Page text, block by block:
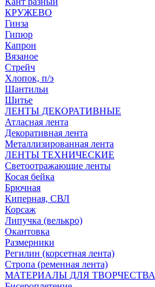
КРУЖЕВО
Гинза
Гипюр
Капрон
Вязаное
Стрейч
Хлопок, п/э
Шантильи
Шитье
ЛЕНТЫ ДЕКОРАТИВНЫЕ
Атласная лента
Декоративная лента
Металлизированная лента
ЛЕНТЫ ТЕХНИЧЕСКИЕ
Светоотражающие ленты
Косая бейка
Брючная
Киперная, СВЛ
Корсаж
Липучка (велькро)
Окантовка
Размерники
Регилин (корсетная лента)
Стропа (ременная лента)
МАТЕРИАЛЫ ДЛЯ ТВОРЧЕСТВА